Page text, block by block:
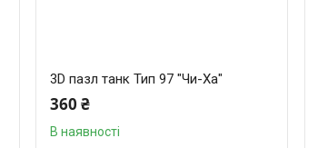
3D пазл танк Тип 97 "Чи-Ха"
360 ₴
В наявності